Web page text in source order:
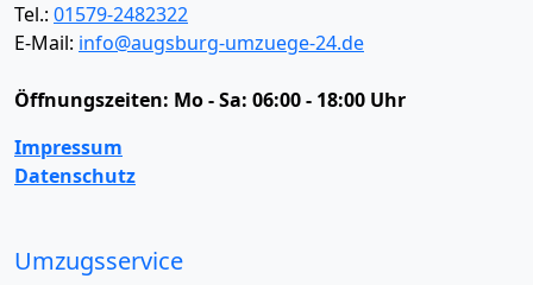
Tel.: 01579-2482322
E-Mail: info@augsburg-umzuege-24.de
Öffnungszeiten: Mo - Sa: 06:00 - 18:00 Uhr
Impressum
Datenschutz
Umzugsservice